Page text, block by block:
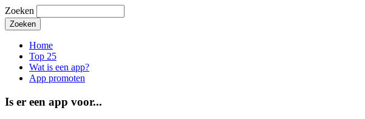
Zoeken
Home
Top 25
Wat is een app?
App promoten
Is er een app voor...